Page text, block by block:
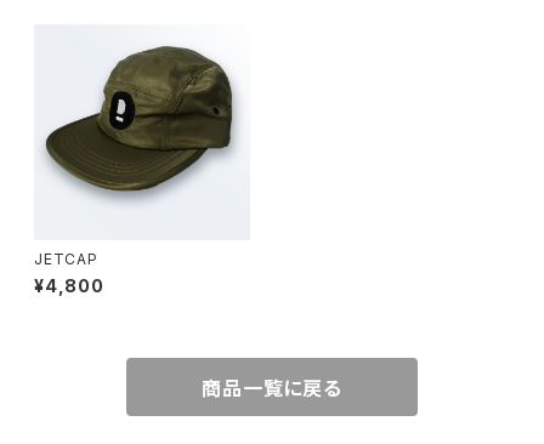
JETCAP
¥4,800
商品一覧に戻る